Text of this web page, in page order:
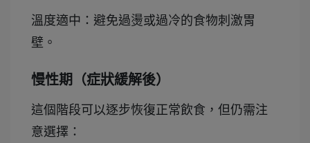
溫度適中：避免過燙或過冷的食物刺激胃
壁。
慢性期（症狀緩解後）
這個階段可以逐步恢復正常飲食，但仍需注
意選擇：